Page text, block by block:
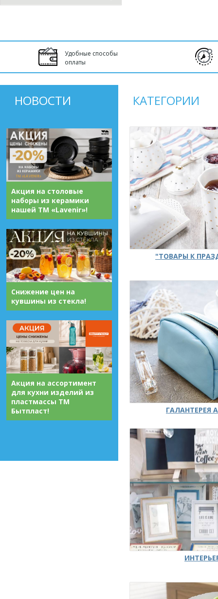
Удобные способы
оплаты
НОВОСТИ
Акция на столовые
наборы из керамики
нашей ТМ «Lavenir»!
Снижение цен на
кувшины из стекла!
Акция на ассортимент
для кухни изделий из
пластмассы ТМ
Бытпласт!
КАТЕГОРИИ
"ТОВАРЫ К
ГАЛАНТЕРЕЯ